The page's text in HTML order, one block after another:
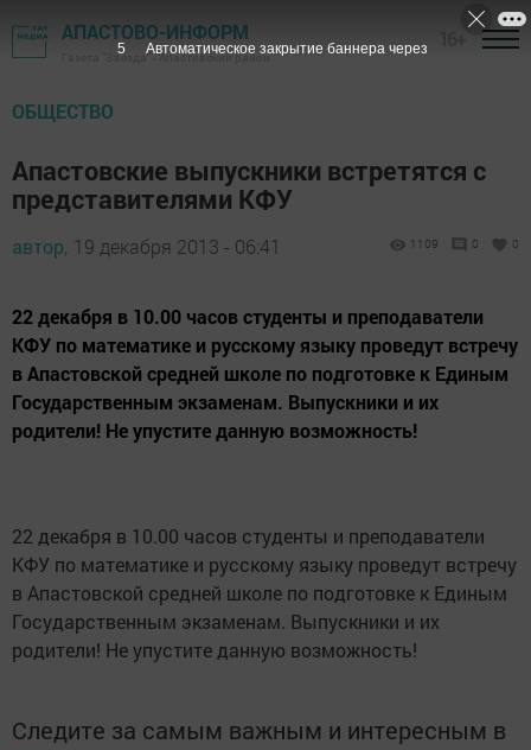
АПАСТОВО-ИНФОРМ
Газета "Звезда" - Апастовский район
ОБЩЕСТВО
Апастовские выпускники встретятся с
представителями КФУ
автор, 19 декабря 2013 - 06:41 1109 0 0
22 декабря в 10.00 часов студенты и преподаватели
КФУ по математике и русскому языку проведут встречу
в Апастовской средней школе по подготовке к Единым
Государственным экзаменам. Выпускники и их
родители! Не упустите данную возможность!
22 декабря в 10.00 часов студенты и преподаватели
КФУ по математике и русскому языку проведут встречу
в Апастовской средней школе по подготовке к Единым
Государственным экзаменам. Выпускники и их
родители! Не упустите данную возможность!
Следите за самым важным и интересным в
4 Автоматическое закрытие баннера через